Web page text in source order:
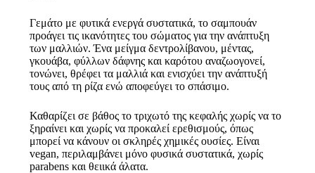
Γεμάτο με φυτικά ενεργά συστατικά, το σαμπουάν
προάγει τις ικανότητες του σώματος για την ανάπτυξη
των μαλλιών. Ένα μείγμα δεντρολίβανου, μέντας,
γκουάβα, φύλλων δάφνης και καρότου αναζωογονεί,
τονώνει, θρέφει τα μαλλιά και ενισχύει την ανάπτυξή
τους από τη ρίζα ενώ αποφεύγει το σπάσιμο.
Καθαρίζει σε βάθος το τριχωτό της κεφαλής χωρίς να το
ξηραίνει και χωρίς να προκαλεί ερεθισμούς, όπως
μπορεί να κάνουν οι σκληρές χημικές ουσίες. Είναι
vegan, περιλαμβάνει μόνο φυσικά συστατικά, χωρίς
parabens και θειικά άλατα.